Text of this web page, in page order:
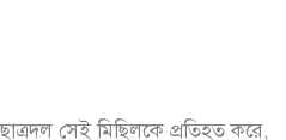
সেই মিছিলকে প্রতিহত করে,